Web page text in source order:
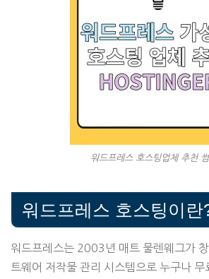
워드프레스 호스팅업체 추천
워드프레스 호스팅이란
워드프레스는 2003년 매트 물렌웨그가
트웨어 저작물 관리 시스템으로 누구나 무